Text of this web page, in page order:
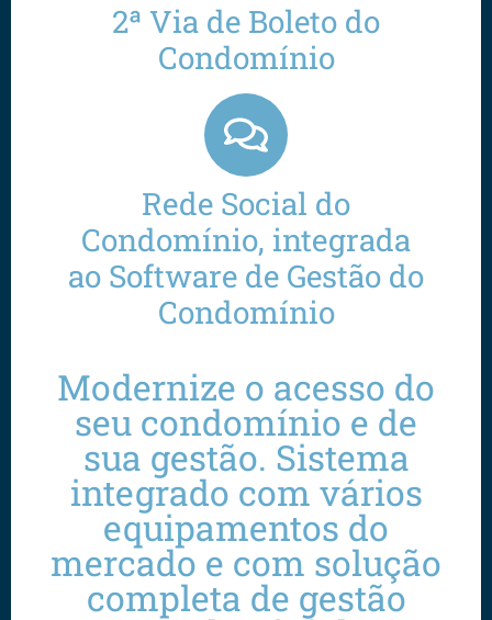
2ª Via de Boleto do
Condomínio
Rede Social do
Condomínio, integrada
ao Software de Gestão do
Condomínio
Modernize o acesso do
seu condomínio e de
sua gestão. Sistema
integrado com vários
equipamentos do
mercado e com solução
completa de gestão